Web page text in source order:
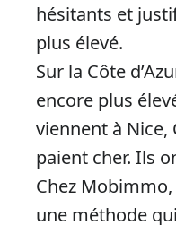
hésitants et
plus élevé.
Sur la Côte
encore plus
viennent à Nice,
paient cher. Ils
Chez
une méthode